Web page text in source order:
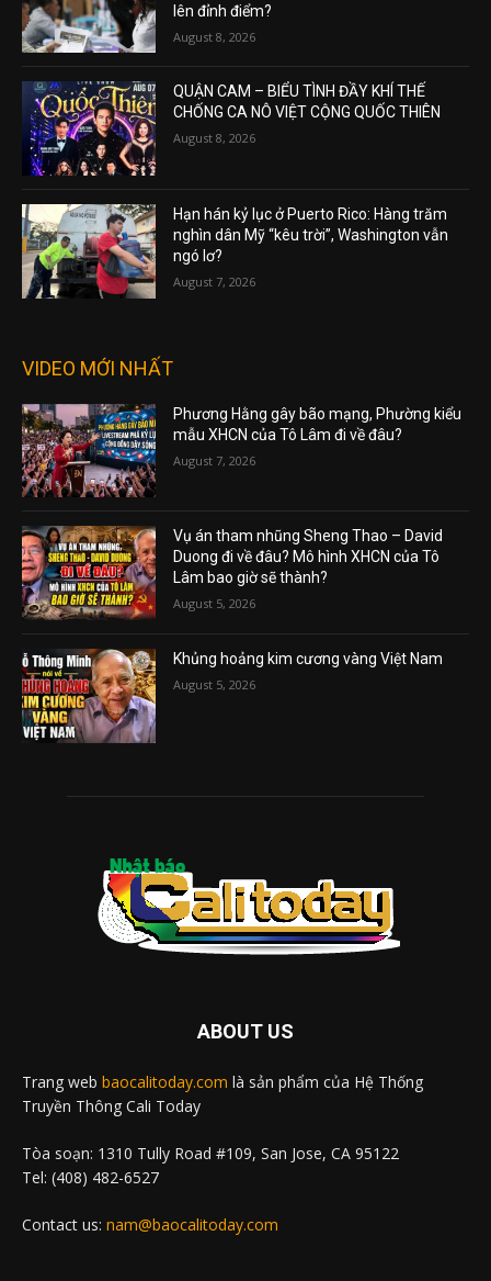
lên đỉnh điểm?
August 8, 2026
QUẬN CAM – BIỂU TÌNH ĐẦY KHÍ THẾ
CHỐNG CA NÔ VIỆT CỘNG QUỐC THIÊN
August 8, 2026
Hạn hán kỷ lục ở Puerto Rico: Hàng trăm
nghìn dân Mỹ “kêu trời”, Washington vẫn
ngó lơ?
August 7, 2026
VIDEO MỚI NHẤT
Phương Hằng gây bão mạng, Phường kiểu
mẫu XHCN của Tô Lâm đi về đâu?
August 7, 2026
Vụ án tham nhũng Sheng Thao – David
Duong đi về đâu? Mô hình XHCN của Tô
Lâm bao giờ sẽ thành?
August 5, 2026
Khủng hoảng kim cương vàng Việt Nam
August 5, 2026
ABOUT US
Trang web baocalitoday.com là sản phẩm của Hệ Thống
Truyền Thông Cali Today
Tòa soạn: 1310 Tully Road #109, San Jose, CA 95122
Tel: (408) 482-6527
Contact us: nam@baocalitoday.com